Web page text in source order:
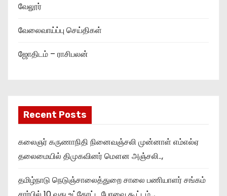
வேலூர்
வேலைவாய்ப்பு செய்திகள்
ஜோதிடம் – ராசிபலன்
Recent Posts
கலைஞர் கருணாநிதி நினைவஞ்சலி முன்னாள் எம்எல்ஏ
தலைமையில் திமுகவினர் மௌன அஞ்சலி..,
தமிழ்நாடு நெடுஞ்சாலைத்துறை சாலை பணியாளர் சங்கம்